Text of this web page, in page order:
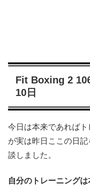
Fit Boxing 2
10日
今日は本来であればト
が実は昨日ここの日
談しました。
自分のトレーニング